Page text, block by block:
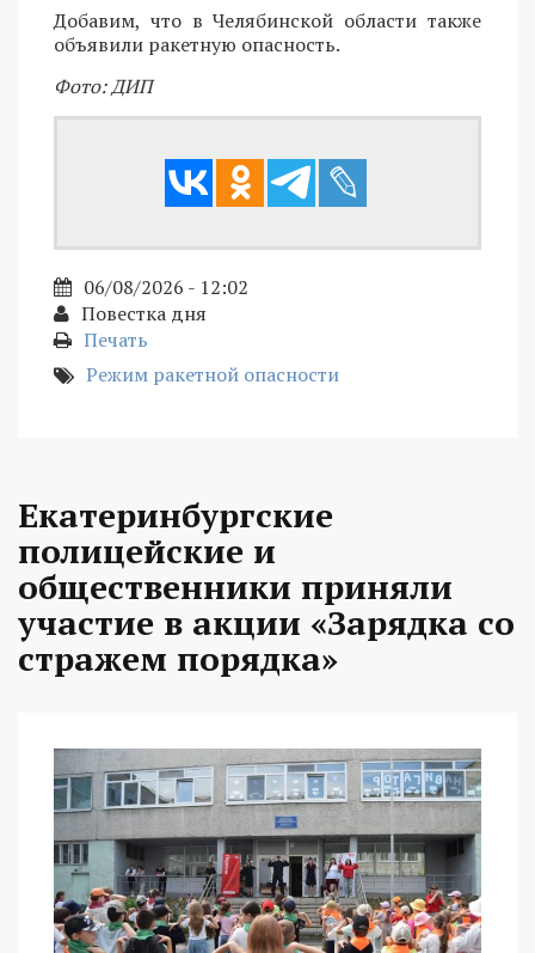
Добавим, что в Челябинской области также
объявили ракетную опасность.
Фото: ДИП
06/08/2026 - 12:02
Повестка дня
Печать
Режим ракетной опасности
Екатеринбургские
полицейские и
общественники приняли
участие в акции «Зарядка со
стражем порядка»